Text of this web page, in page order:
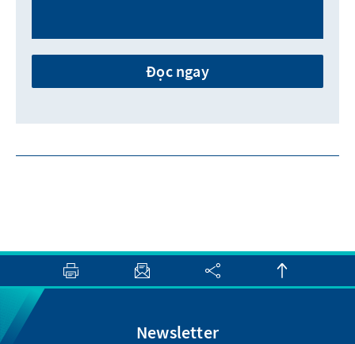
Đọc ngay
Newsletter